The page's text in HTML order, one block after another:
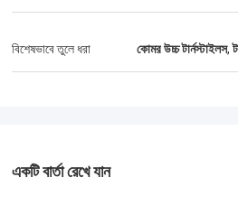
মুখের স্বীকৃতির টার্নস্টাইলগুলো ভাড়াটেদের মুগ্ধ করেছে।
অ্যাক্সেস কার্ডের সাথে সিঙ্ক করা হয়েছে। ইঞ্জিনিয়াররা ঈদ
বিশেষভাবে তুলে ধরা কোমর উচ্চ টার্নস্টাইলস,
একটি বার্তা রেখে যান